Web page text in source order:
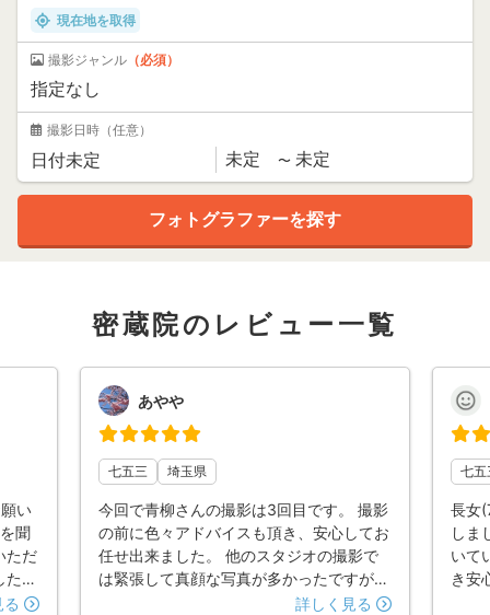
現在地を取得
撮影ジャンル （必須）
撮影日時 （任意）
密蔵院のレビュー一覧
い
聞
ただ
た。
自
あやや
七五三 埼玉県
今回で青柳さんの撮影は3回目です。 撮影
の前に色々アドバイスも頂き、安心してお
任せ出来ました。 他のスタジオの撮影で
は緊張して真顔な写真が多かったですが、
青柳さんとの撮影では常に楽しそうで、笑
詳しく見る
七五
長女
しま
いて
き安